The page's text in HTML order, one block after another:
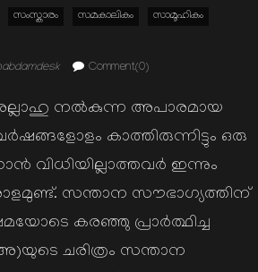
സംസ്കാരം സമകാലികം സാമൂഹികം
Comment(0)
നല്‍കുന്ന അപാരമായ
കാത്തിരുന്നിട്ടും ഒരു
വിധിയില്ലാത്തവര്‍ ഇന്നും
സന്താന സൗഭാഗ്യത്തിന്‌
കരഞ്ഞു പ്രാര്‍ത്ഥിച്ച
ചരിത്രം സന്താന